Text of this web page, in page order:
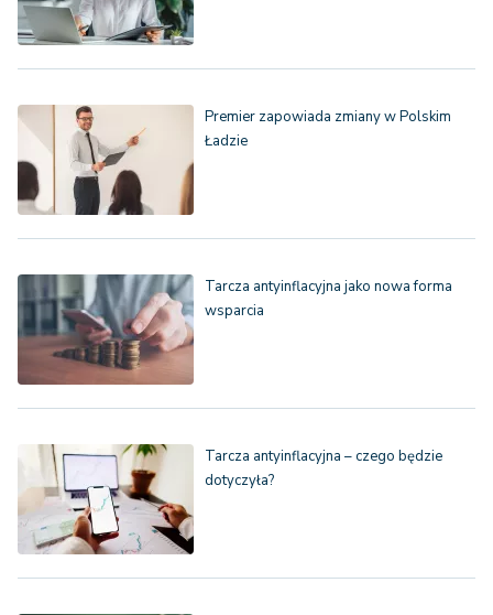
Premier zapowiada zmiany w Polskim
Ładzie
Tarcza antyinflacyjna jako nowa forma
wsparcia
Tarcza antyinflacyjna – czego będzie
dotyczyła?